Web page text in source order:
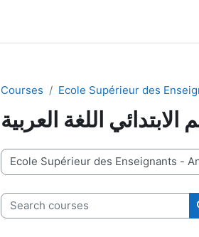
Courses Ecole Supérieur des
الابتدائي اللغة العربية
Course categories
Search courses